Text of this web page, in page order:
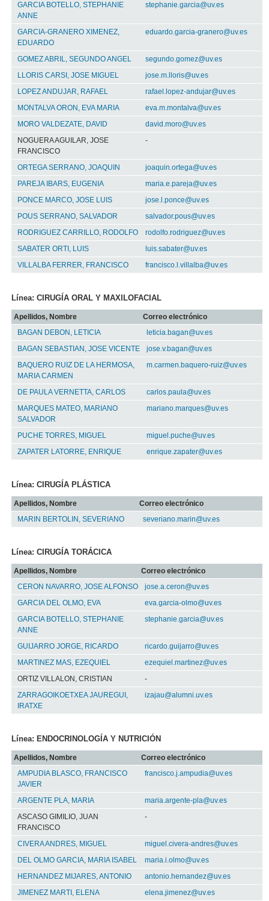
GARCIA BOTELLO, STEPHANIE
ANNE
stephanie.garcia@uv.es
GARCIA-GRANERO XIMENEZ,
EDUARDO
eduardo.garcia-granero@uv.es
GOMEZ ABRIL, SEGUNDO ANGEL
segundo.gomez@uv.es
LLORIS CARSI, JOSE MIGUEL
jose.m.lloris@uv.es
LOPEZ ANDUJAR, RAFAEL
rafael.lopez-andujar@uv.es
MONTALVA ORON, EVA MARIA
eva.m.montalva@uv.es
MORO VALDEZATE, DAVID
david.moro@uv.es
NOGUERA AGUILAR, JOSE
FRANCISCO
-
ORTEGA SERRANO, JOAQUIN
joaquin.ortega@uv.es
PAREJA IBARS, EUGENIA
maria.e.pareja@uv.es
PONCE MARCO, JOSE LUIS
jose.l.ponce@uv.es
POUS SERRANO, SALVADOR
salvador.pous@uv.es
RODRIGUEZ CARRILLO, RODOLFO
rodolfo.rodriguez@uv.es
SABATER ORTI, LUIS
luis.sabater@uv.es
VILLALBA FERRER, FRANCISCO
francisco.l.villalba@uv.es
Línea: CIRUGÍA ORAL Y MAXILOFACIAL
Apellidos, Nombre
Correo electrónico
BAGAN DEBON, LETICIA
leticia.bagan@uv.es
BAGAN SEBASTIAN, JOSE VICENTE
jose.v.bagan@uv.es
BAQUERO RUIZ DE LA HERMOSA,
MARIA CARMEN
m.carmen.baquero-ruiz@uv.es
DE PAULA VERNETTA, CARLOS
carlos.paula@uv.es
MARQUES MATEO, MARIANO
SALVADOR
mariano.marques@uv.es
PUCHE TORRES, MIGUEL
miguel.puche@uv.es
ZAPATER LATORRE, ENRIQUE
enrique.zapater@uv.es
Línea: CIRUGÍA PLÁSTICA
Apellidos, Nombre
Correo electrónico
MARIN BERTOLIN, SEVERIANO
severiano.marin@uv.es
Línea: CIRUGÍA TORÁCICA
Apellidos, Nombre
Correo electrónico
CERON NAVARRO, JOSE ALFONSO
jose.a.ceron@uv.es
GARCIA DEL OLMO, EVA
eva.garcia-olmo@uv.es
GARCIA BOTELLO, STEPHANIE
ANNE
stephanie.garcia@uv.es
GUIJARRO JORGE, RICARDO
ricardo.guijarro@uv.es
MARTINEZ MAS, EZEQUIEL
ezequiel.martinez@uv.es
ORTIZ VILLALON, CRISTIAN
-
ZARRAGOIKOETXEA JAUREGUI,
IRATXE
izajau@alumni.uv.es
Línea: ENDOCRINOLOGÍA Y NUTRICIÓN
Apellidos, Nombre
Correo electrónico
AMPUDIA BLASCO, FRANCISCO
JAVIER
francisco.j.ampudia@uv.es
ARGENTE PLA, MARIA
maria.argente-pla@uv.es
ASCASO GIMILIO, JUAN
FRANCISCO
-
CIVERA ANDRES, MIGUEL
miguel.civera-andres@uv.es
DEL OLMO GARCIA, MARIA ISABEL
maria.i.olmo@uv.es
HERNANDEZ MIJARES, ANTONIO
antonio.hernandez@uv.es
JIMENEZ MARTI, ELENA
elena.jimenez@uv.es